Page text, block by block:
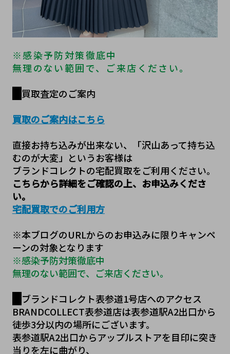
※感染予防対策徹底中
無理のない範囲で、ご来店ください。
買取査定のご案内
買取のご案内はこちら
直接お持ち込みが出来ない、「沢山あって持ち込
むのが大変」というお客様は
ブランドコレクトの宅配買取をご利用ください。
こちらから詳細をご確認の上、お申込みくださ
い。
宅配買取でのご利用方
※本ブログのURLからのお申込みに限りキャンペ
ーンの対象となります
※感染予防対策徹底中
無理のない範囲で、ご来店ください。
ブランドコレクト表参道1号店へのアクセス
BRANDCOLLECT表参道店は表参道駅A2出口から
徒歩3分以内の場所にございます。
表参道駅A2出口からアップルストアを目印に突き
当りを左に曲がり、